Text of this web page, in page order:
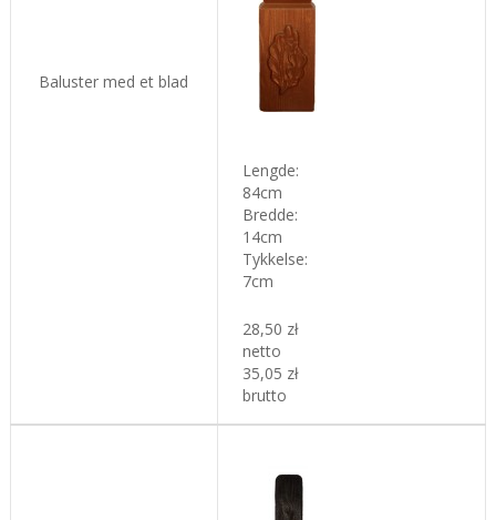
Baluster med et blad
L engde:
84cm
Bredde:
14cm
Tykkelse:
7cm
28,50 zł
netto
35,05 zł
brutto